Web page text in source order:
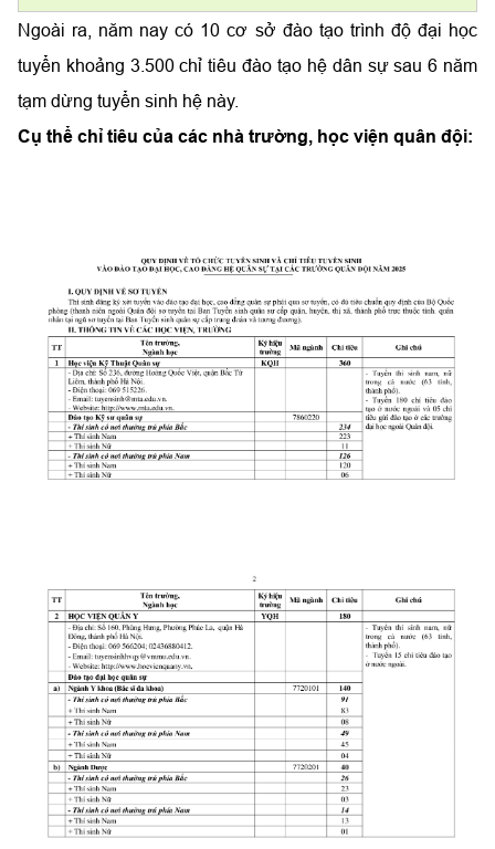
Ngoài ra, năm nay có 10 cơ sở đào tạo trình độ đại học
tuyển khoảng 3.500 chỉ tiêu đào tạo hệ dân sự sau 6 năm
tạm dừng tuyển sinh hệ này.
Cụ thể chỉ tiêu của các nhà trường, học viện quân đội: